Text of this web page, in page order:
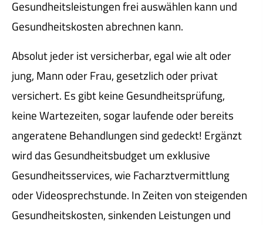
Gesundheitsleistungen frei auswählen kann und
Gesundheitskosten abrechnen kann.
Absolut jeder ist versicherbar, egal wie alt oder
jung, Mann oder Frau, gesetzlich oder privat
versichert. Es gibt keine Gesundheitsprüfung,
keine Wartezeiten, sogar laufende oder bereits
angeratene Behandlungen sind gedeckt! Ergänzt
wird das Gesundheitsbudget um exklusive
Gesundheitsservices, wie Facharztvermittlung
oder Videosprechstunde. In Zeiten von steigenden
Gesundheitskosten, sinkenden Leistungen und